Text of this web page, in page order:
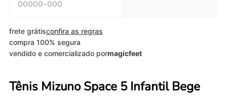
frete grátisconfira as regras
compra 100% segura
vendido e comercializado pormagicfeet
Tênis Mizuno Space 5 Infantil Bege